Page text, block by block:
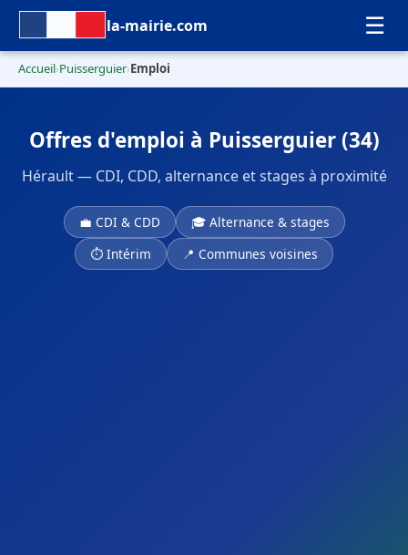
la-mairie.com ☰
Accueil›Puisserguier›Emploi
Offres d'emploi à Puisserguier (34)
Hérault — CDI, CDD, alternance et stages à proximité
💼 CDI & CDD
🎓 Alternance & stages
⏱ Intérim
📍 Communes voisines